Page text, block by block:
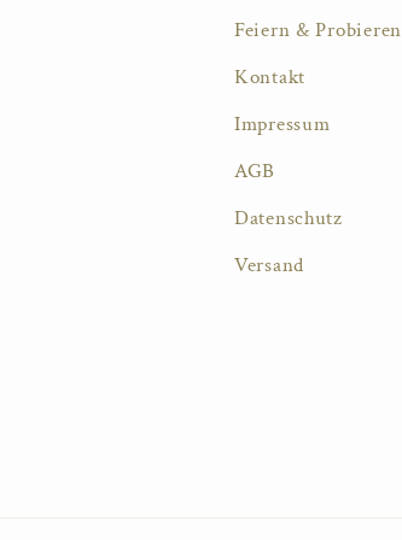
Feiern & Probieren
Kontakt
Impressum
AGB
Datenschutz
Versand